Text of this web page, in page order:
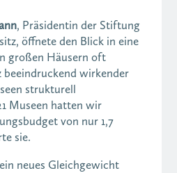
, Präsidentin der Stiftung
öffnete den Blick in eine
großen Häusern oft
beeindruckend wirkender
strukturell
Museen hatten wir
von nur 1,7
sie.
neues Gleichgewicht